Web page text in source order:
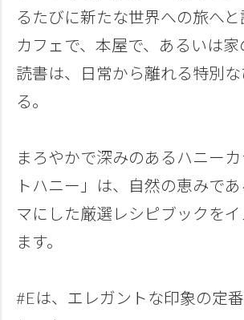
るたびに新たな世界への旅へと
カフェで、本屋で、あるいは家
読書は、日常から離れる特別
る。
まろやかで深みのあるハニー
トハニー」は、自然の恵みで
マにした厳選レシピブックを
ます。
#Eは、エレガントな印象の定